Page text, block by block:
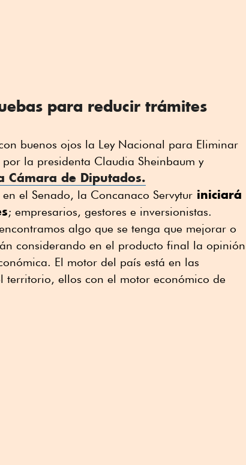
para reducir trámites
buenos ojos la Ley Nacional para Eliminar
la presidenta Claudia Sheinbaum y
Cámara de Diputados.
el Senado, la Concanaco Servytur iniciará
; empresarios, gestores e inversionistas.
algo que se tenga que mejorar o
considerando en el producto final la opinión
El motor del país está en las
territorio, ellos con el motor económico de